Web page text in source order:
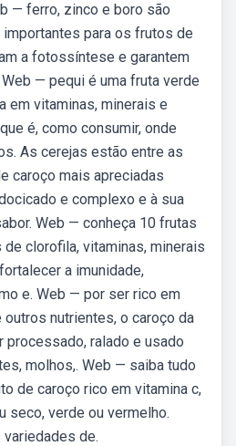
— ferro, zinco e boro são
para os frutos de
a fotossíntese e garantem
— pequi é uma fruta verde
em vitaminas, minerais e
é, como consumir, onde
As cerejas estão entre as
caroço mais apreciadas
e complexo e à sua
Web — conheça 10 frutas
clorofila, vitaminas, minerais
a imunidade,
e. Web — por ser rico em
nutrientes, o caroço da
ralado e usado
molhos,. Web — saiba tudo
de caroço rico em vitamina c,
seco, verde ou vermelho.
de.